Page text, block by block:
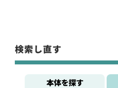
検索し直す
本体を探す